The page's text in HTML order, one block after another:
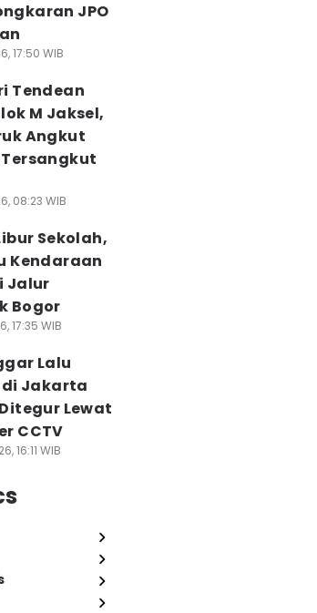
JPO
17:50 WIB
Tendean
M Jaksel,
Angkut
08:23 WIB
Sekolah,
Kendaraan
Jalur
Bogor
17:35 WIB
Lalu
Jakarta
Lewat
CCTV
16:11 WIB